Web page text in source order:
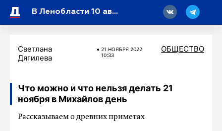
В Ленобласти 10 августа воздух прогреется до +26 градусов
Светлана
Дягилева
21 НОЯБРЯ 2022
10:33
ОБЩЕСТВО
Что можно и что нельзя делать 21
ноября в Михайлов день
Рассказываем о древних приметах